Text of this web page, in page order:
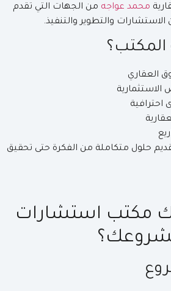
محمد عواجه من الجهات التي تقدم
والتطوير والتنفيذ.
المكتب؟
العقاري
الاستثمارية
احترافية
حلول متكاملة من الفكرة حتى تحقيق
مكتب استشارات